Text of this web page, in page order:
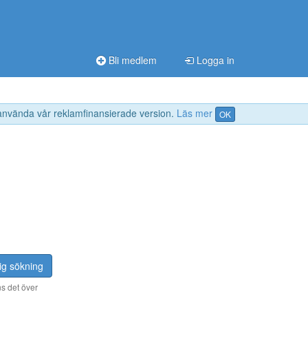
vår reklamfinansierade version. Läs mer OK
Bli medlem Logga in
sökning
det över